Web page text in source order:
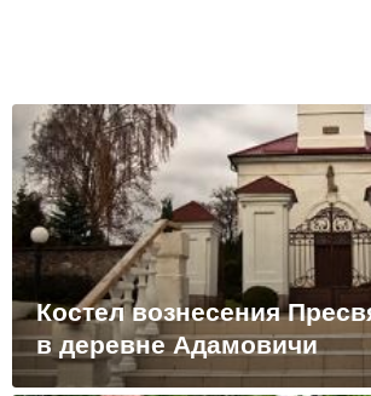
Костел вознесения
в деревне Адамовичи